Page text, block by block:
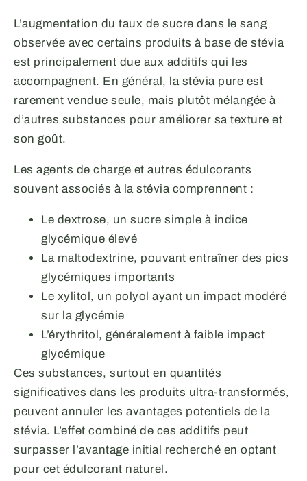
L’augmentation du taux de sucre dans le sang
observée avec certains produits à base de stévia
est principalement due aux additifs qui les
accompagnent. En général, la stévia pure est
rarement vendue seule, mais plutôt mélangée à
d’autres substances pour améliorer sa texture et
son goût.
Les agents de charge et autres édulcorants
souvent associés à la stévia comprennent :
Le dextrose, un sucre simple à indice
glycémique élevé
La maltodextrine, pouvant entraîner des pics
glycémiques importants
Le xylitol, un polyol ayant un impact modéré
sur la glycémie
L’érythritol, généralement à faible impact
glycémique
Ces substances, surtout en quantités
significatives dans les produits ultra-transformés,
peuvent annuler les avantages potentiels de la
stévia. L’effet combiné de ces additifs peut
surpasser l’avantage initial recherché en optant
pour cet édulcorant naturel.